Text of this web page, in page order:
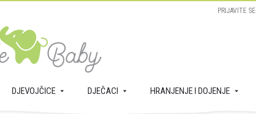
PRIJAVITE SE
DJEVOJČICE DJEČACI HRANJENJE I DOJENJE